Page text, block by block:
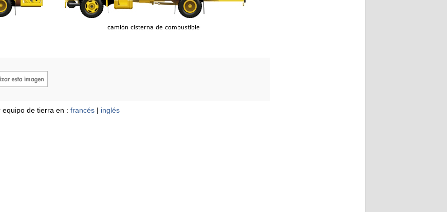
equipo de tierra en : francés| inglés